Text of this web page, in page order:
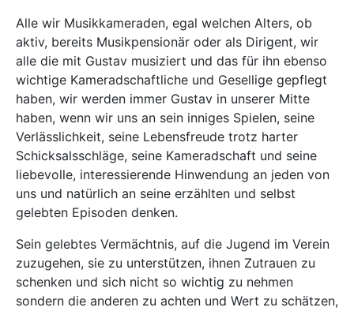
Alle wir Musikkameraden, egal welchen Alters, ob
aktiv, bereits Musikpensionär oder als Dirigent, wir
alle die mit Gustav musiziert und das für ihn ebenso
wichtige Kameradschaftliche und Gesellige gepflegt
haben, wir werden immer Gustav in unserer Mitte
haben, wenn wir uns an sein inniges Spielen, seine
Verlässlichkeit, seine Lebensfreude trotz harter
Schicksalsschläge, seine Kameradschaft und seine
liebevolle, interessierende Hinwendung an jeden von
uns und natürlich an seine erzählten und selbst
gelebten Episoden denken.
Sein gelebtes Vermächtnis, auf die Jugend im Verein
zuzugehen, sie zu unterstützen, ihnen Zutrauen zu
schenken und sich nicht so wichtig zu nehmen
sondern die anderen zu achten und Wert zu schätzen,